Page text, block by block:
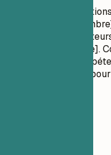
Analyste des
résultats, avec
[Compétences/
[Réalisation majeure].
[Technologies/
[Valeur spécifique]